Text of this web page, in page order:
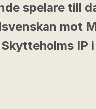
spelare till
mot
IP i